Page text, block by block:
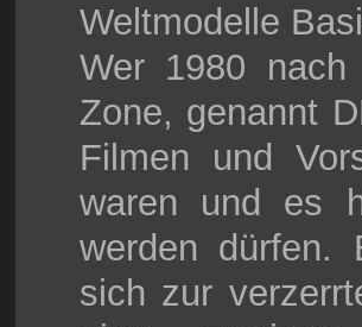
Weltmodelle
Wer 1980
Zone, genannt
Filmen und
waren und es
werden dürfen.
sich zur